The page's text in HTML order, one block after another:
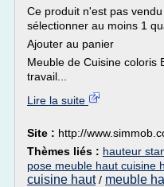
Ce produit n'est pas
sélectionner au moins 1
Ajouter au panier
Meuble de Cuisine coloris
travail...
Lire la suite
Site : http://
Thèmes liés : hauteur
pose meuble haut cuisine
cuisine haut/ meuble